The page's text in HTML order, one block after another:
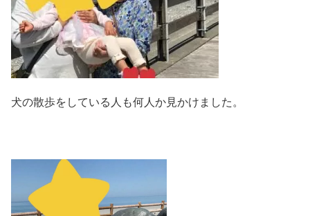
犬の散歩をしている人も何人か見かけました。